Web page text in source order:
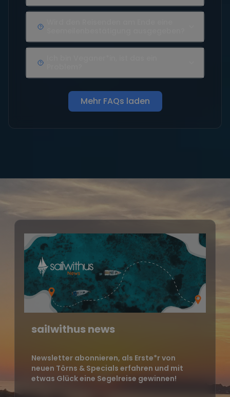
Mehr FAQs laden
sailwithus news
Newsletter abonnieren, als Erste*r von
neuen Törns & Specials erfahren und mit
etwas Glück eine Segelreise gewinnen!